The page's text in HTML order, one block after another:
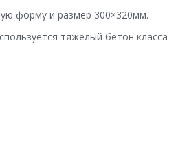
форму и размер 300×320мм.
тяжелый бетон класса